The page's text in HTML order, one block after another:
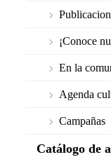
¡Conoce
En la
Agenda
Campañas
Catálogo de